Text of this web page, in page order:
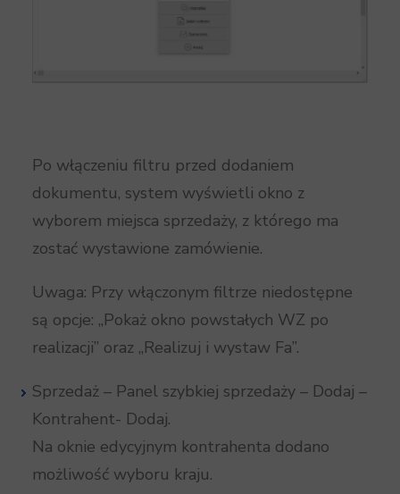
Po włączeniu filtru przed dodaniem
dokumentu, system wyświetli okno z
wyborem miejsca sprzedaży, z którego ma
zostać wystawione zamówienie.
Uwaga: Przy włączonym filtrze niedostępne
są opcje: „Pokaż okno powstałych WZ po
realizacji” oraz „Realizuj i wystaw Fa”.
Sprzedaż – Panel szybkiej sprzedaży – Dodaj –
Kontrahent- Dodaj.
Na oknie edycyjnym kontrahenta dodano
możliwość wyboru kraju.